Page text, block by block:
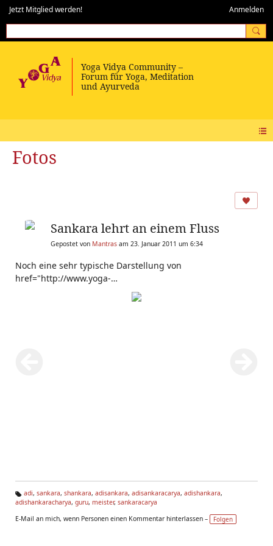
Jetzt Mitglied werden! Anmelden
Fotos
Sankara lehrt an einem Fluss
Gepostet von Mantras am 23. Januar 2011 um 6:34
Noch eine sehr typische Darstellung von
href="http://www.yoga-
vidya.de/Bilder/Galerien/Sankara.html">Sankara: Er lehrt
seine Schüler. Hier findet man auch den Schwan, den
Ta
s:
adi, sankara, shankara, adisankara, adisankaracarya, adishankara,
adishankaracharya, guru, meister, sankaracarya
E-Mail an mich, wenn Personen einen Kommentar hinterlassen –
Folgen